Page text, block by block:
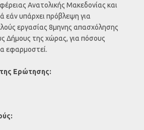
Ανατολικής Μακεδονίας και
εάν υπάρχει πρόβλεψη για
εργασίας 8μηνης απασχόλησης
Δήμους της χώρας, για πόσους
εφαρμοστεί.
Ερώτησης: